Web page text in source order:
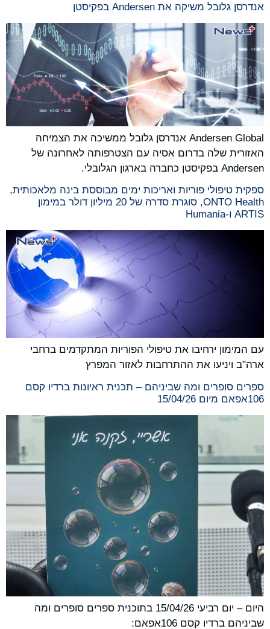
אנדרסן גלובל משיקה את Andersen בפקיסטן
Andersen Global אנדרסן גלובל ממשיכה את הצמיחה
האזורית שלה בדרום אסיה עם הצטרפותה לאחרונה של
Andersen בפקיסטן כחברה בארגון הגלובלי.
ספקית טיפולי פוריות ואריכות ימים מבוססת בינה מלאכותית,
ONTO Health, סוגרת סדרה של 20 מיליון דולר במימון
ARTIS ו-Humania
עם המימון ירחיבו את טיפולי הפוריות המתקדמים ברחבי
ארה"ב ויניעו את ההתרחבות לאזור המפרץ
ספרים סופרים ומה שביניהם – תכנית ראיונות ברדיו קסם
106אפאם מיום 15/04/26
היום – יום רביעי 15/04/26 בתוכנית ספרים סופרים ומה
שביניהם ברדיו קסם 106אפאם: